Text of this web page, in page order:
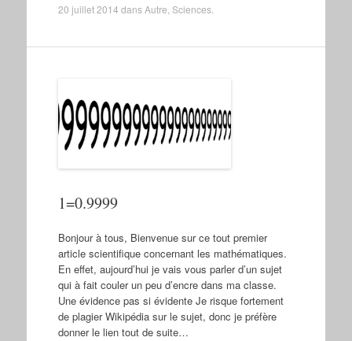
20 juillet 2014 dansAutre Sciences.
1=0.9999
Bonjour à tous, Bienvenue sur ce tout premier
article scientifique concernant les mathématiques.
En effet, aujourd’hui je vais vous parler d’un sujet
qui à fait couler un peu d’encre dans ma classe.
Une évidence pas si évidente Je risque fortement
de plagier Wikipédia sur le sujet, donc je préfère
donner le lien tout de suite…